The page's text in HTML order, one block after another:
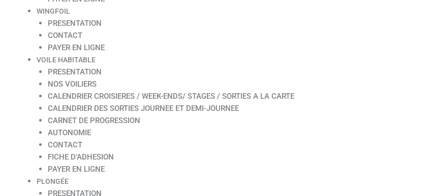
WINGFOIL
PRESENTATION
CONTACT
PAYER EN LIGNE
VOILE HABITABLE
PRESENTATION
NOS VOILIERS
CALENDRIER CROISIERES / WEEK-ENDS/ STAGES / SORTIES A LA CARTE
CALENDRIER DES SORTIES JOURNEE ET DEMI-JOURNEE
CARNET DE PROGRESSION
AUTONOMIE
CONTACT
FICHE D’ADHESION
PAYER EN LIGNE
PLONGÉE
PRESENTATION